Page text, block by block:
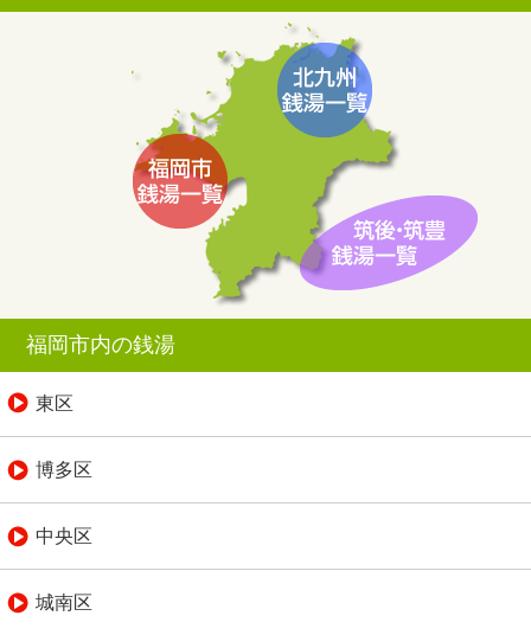
福岡市内の銭湯
東区
博多区
中央区
城南区